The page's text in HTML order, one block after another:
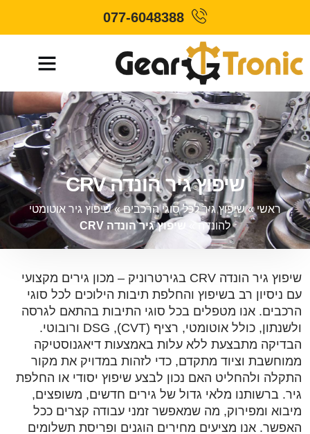
077-6048388
שיפוץ גיר הונדה CRV
ראשי»שיפוץ גיר לכל סוגי הרכבים»שיפוץ גיר אוטומטי
להונדה
שיפוץ גיר הונדה CRV
שיפוץ גיר הונדה CRV בגירטרוניק – מכון גירים מקצועי
עם ניסיון רב בשיפוץ והחלפת תיבות הילוכים לכל סוגי
הרכבים. אנו מטפלים בכל סוגי התיבות בהתאם לגרסה
ולשנתון, כולל אוטומטי, רציף (CVT), DSG ורובוטי.
הבדיקה מתבצעת ללא עלות באמצעות דיאגנוסטיקה
ממוחשבת וציוד מתקדם, כדי לזהות במדויק את מקור
התקלה ולהחליט האם נכון לבצע שיפוץ יסודי או החלפת
גיר. ברשותנו מלאי גדול של גירים חדשים, משופצים,
מיבוא ומפירוק, מה שמאפשר זמני עבודה קצרים ככל
האפשר. אנו מציעים מחירים הוגנים ופריסת תשלומים